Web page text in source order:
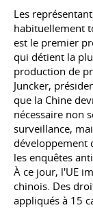
Les
habituellement
est le premier
qui détient la
production de
Juncker,
que la Chine
nécessaire non
surveillance,
développement
les enquêtes
À ce jour, l'UE
chinois. Des
appliqués à 15